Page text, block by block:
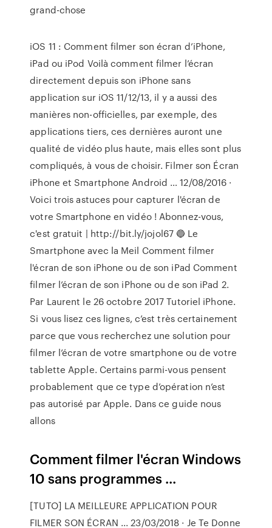
grand-chose
iOS 11 : Comment filmer son écran d’iPhone,
iPad ou iPod Voilà comment filmer l’écran
directement depuis son iPhone sans
application sur iOS 11/12/13, il y a aussi des
manières non-officielles, par exemple, des
applications tiers, ces dernières auront une
qualité de vidéo plus haute, mais elles sont plus
compliqués, à vous de choisir. Filmer son Écran
iPhone et Smartphone Android … 12/08/2016 ·
Voici trois astuces pour capturer l'écran de
votre Smartphone en vidéo ! Abonnez-vous,
c'est gratuit | http://bit.ly/jojol67 🔵 Le
Smartphone avec la Meil Comment filmer
l'écran de son iPhone ou de son iPad Comment
filmer l’écran de son iPhone ou de son iPad 2.
Par Laurent le 26 octobre 2017 Tutoriel iPhone.
Si vous lisez ces lignes, c’est très certainement
parce que vous recherchez une solution pour
filmer l’écran de votre smartphone ou de votre
tablette Apple. Certains parmi-vous pensent
probablement que ce type d’opération n’est
pas autorisé par Apple. Dans ce guide nous
allons
Comment filmer l'écran Windows
10 sans programmes ...
[TUTO] LA MEILLEURE APPLICATION POUR
FILMER SON ÉCRAN ... 23/03/2018 · Je Te Donne